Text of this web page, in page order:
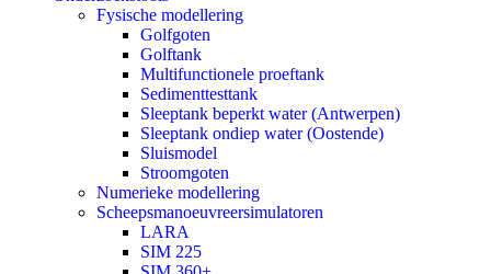
Fysische modellering
Golfgoten
Golftank
Multifunctionele proeftank
Sedimenttesttank
Sleeptank beperkt water (Antwerpen)
Sleeptank ondiep water (Oostende)
Sluismodel
Stroomgoten
Numerieke modellering
Scheepsmanoeuvreersimulatoren
LARA
SIM 225